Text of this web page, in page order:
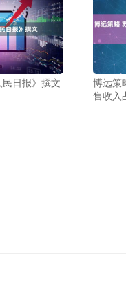
日报》撰文
博远策
售收入